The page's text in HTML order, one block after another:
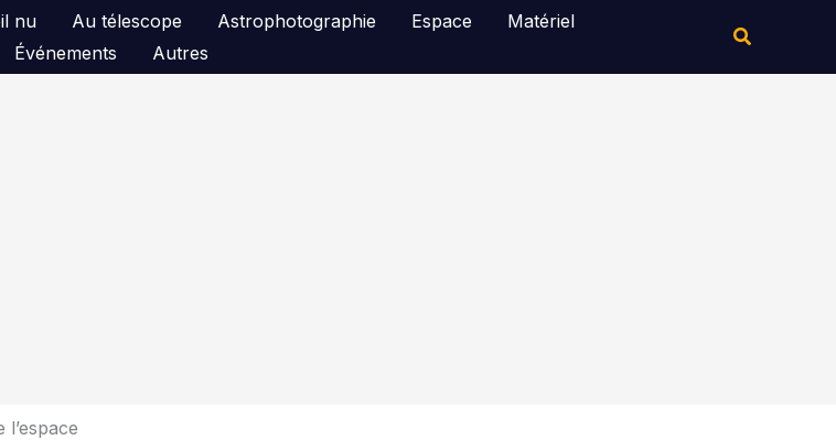
nu Au télescope Astrophotographie Espace
Matériel
Événements Autres
Rechercher
Rechercher